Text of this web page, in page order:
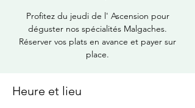
Profitez du jeudi de l' Ascension pour
déguster nos spécialités Malgaches.
Réserver vos plats en avance et payer sur
place.
Heure et lieu